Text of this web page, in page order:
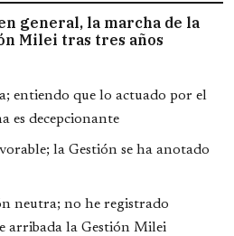
general, la marcha de la
Milei tras tres años
entiendo que lo actuado por el
es decepcionante
la Gestión se ha anotado
neutra; no he registrado
arribada la Gestión Milei